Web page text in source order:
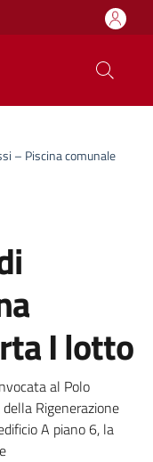
– Piscina comunale
I lotto
al Polo
Rigenerazione
A piano 6, la